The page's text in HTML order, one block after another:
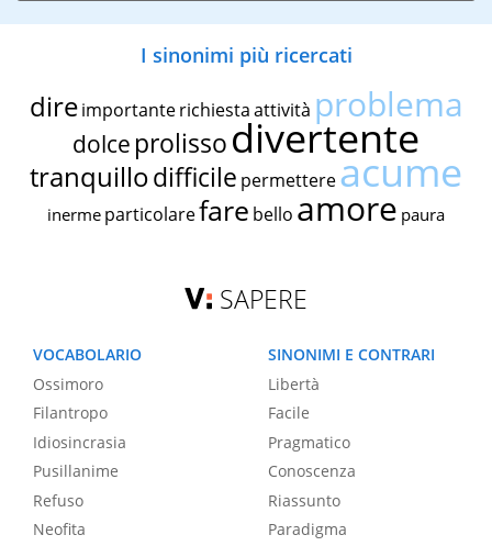
I sinonimi più ricercati
dire importante richiestaattività problema
dolce prolissodivertente
tranquillodifficile permettereacume
inerme particolarefare bello amore paura
SAPERE
VOCABOLARIO
Ossimoro
Filantropo
Idiosincrasia
Pusillanime
Refuso
Neofita
SINONIMI E CONTRARI
Libertà
Facile
Pragmatico
Conoscenza
Riassunto
Paradigma